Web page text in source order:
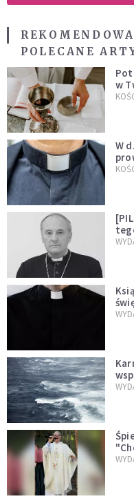
POLECANE
w
W